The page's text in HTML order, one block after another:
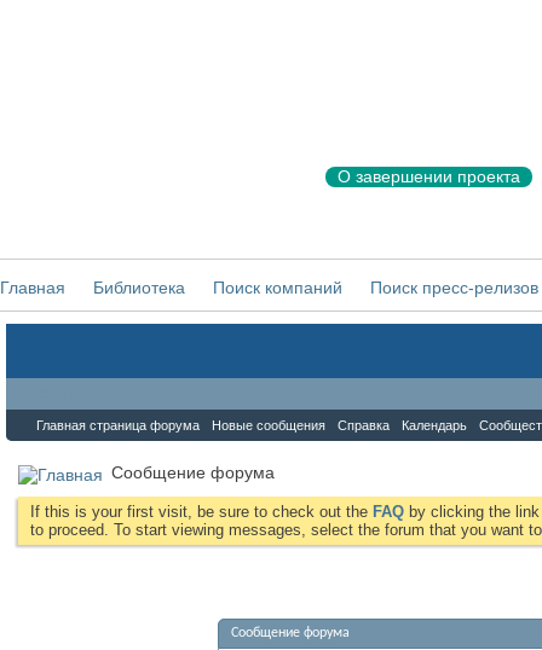
О завершении проекта
Главная Библиотека Поиск компаний Поиск пресс-релизов
Главная страница форума Новые сообщения Справка Календарь
Сообщение форума
If this is your first visit, be sure to check out the FAQ by clicking the
to proceed. To start viewing messages, select the forum that you want
Сообщение форума